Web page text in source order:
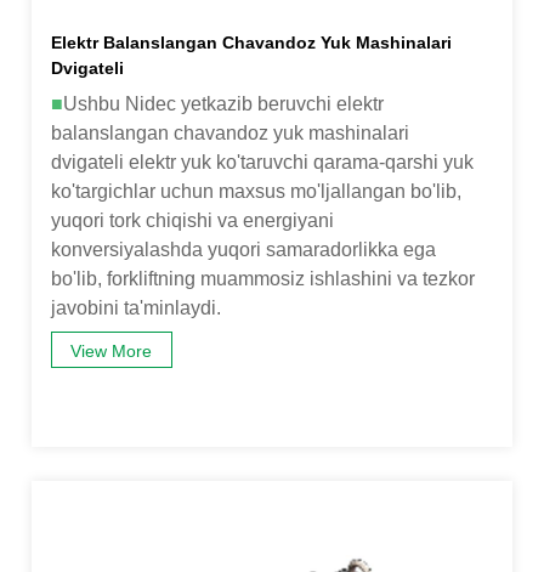
Elektr Balanslangan Chavandoz Yuk Mashinalari
Dvigateli
■Ushbu Nidec yetkazib beruvchi elektr
balanslangan chavandoz yuk mashinalari
dvigateli elektr yuk ko'taruvchi qarama-qarshi yuk
ko'targichlar uchun maxsus mo'ljallangan bo'lib,
yuqori tork chiqishi va energiyani
konversiyalashda yuqori samaradorlikka ega
bo'lib, forkliftning muammosiz ishlashini va tezkor
javobini ta'minlaydi.
View More